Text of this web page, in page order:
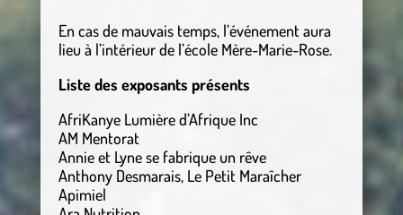
En cas de mauvais temps, l’événement aura
lieu à l’intérieur de l’école Mère-Marie-Rose.
Liste des exposants présents
AfriKanye Lumière d’Afrique Inc
AM Mentorat
Annie et Lyne se fabrique un rêve
Anthony Desmarais, Le Petit Maraîcher
Apimiel